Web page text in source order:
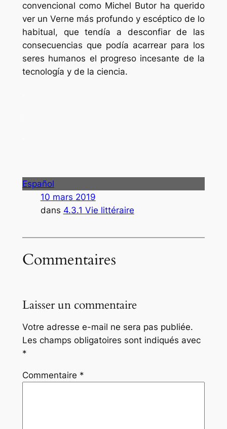
convencional como Michel Butor ha querido
ver un Verne más profundo y escéptico de lo
habitual, que tendía a desconfiar de las
consecuencias que podía acarrear para los
seres humanos el progreso incesante de la
tecnología y de la ciencia.
Español
10 mars 2019
dans 4.3.1 Vie littéraire
Commentaires
Laisser un commentaire
Votre adresse e-mail ne sera pas publiée.
Les champs obligatoires sont indiqués avec
*
Commentaire *